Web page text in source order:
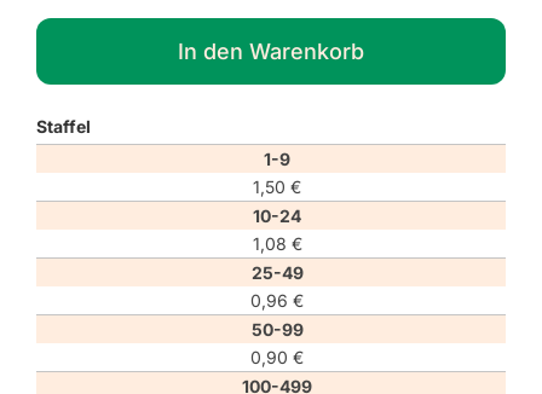
"Absperrung
prüfen"
Menge
In den Warenkorb
Staffel
1-9
1,50 €
10-24
1,08 €
25-49
0,96 €
50-99
0,90 €
100-499